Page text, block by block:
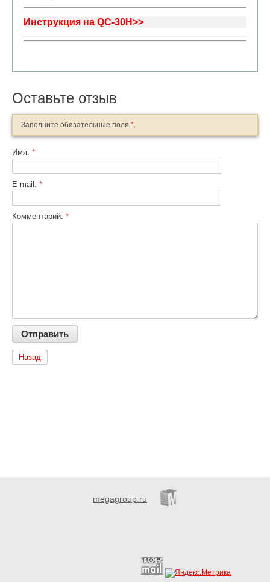
Инструкция на QC-30H>>
Оставьте отзыв
Заполните обязательные поля *.
Имя: *
E-mail: *
Комментарий: *
Назад
megagroup.ru